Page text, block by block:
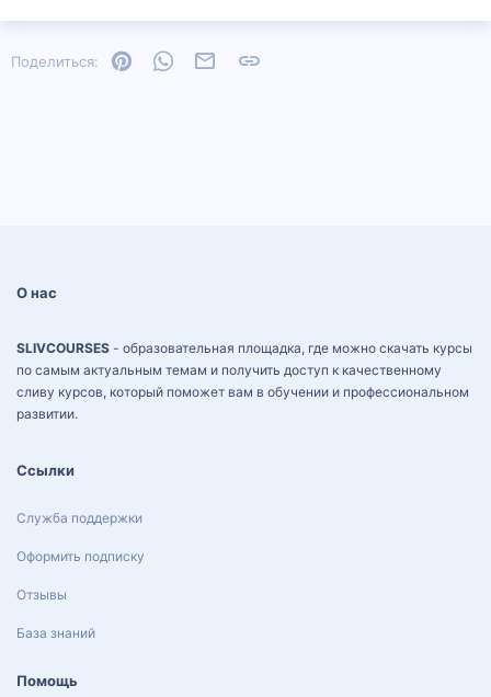
Поделиться: PinterestWhatsAppЭлектронная почта
О нас
SLIVCOURSES - образовательная площадка, где можно скачать курсы
по самым актуальным темам и получить доступ к качественному
сливу курсов, который поможет вам в обучении и профессиональном
развитии.
Ссылки
Служба поддержки
Оформить подписку
Отзывы
База знаний
Помощь